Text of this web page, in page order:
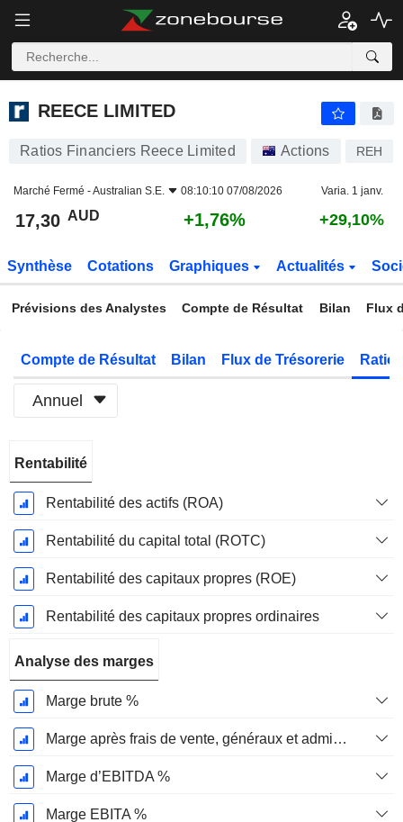
REECE LIMITED
REECE LIMITED
Ratios Financiers Reece Limited Actions REH
Marché Fermé -Australian S.E. 08:10:10 07/08/2026 Varia. 1 janv.
17,30 AUD +1,76% +29,10%
Synthèse Cotations Graphiques Actualités
Prévisions des Analystes Compte de Résultat Bilan Flux
Compte de Résultat Bilan Flux de Trésorerie
Annuel
Fiscale:
Juin
Rentabilité
Rentabilité des actifs (ROA)
Rentabilité du capital total (ROTC)
Rentabilité des capitaux propres (ROE)
Rentabilité des capitaux propres ordinaires
Analyse des marges
Marge brute %
Marge après frais de vente, généraux et administratifs %
Marge d’EBITDA %
Marge EBITA %